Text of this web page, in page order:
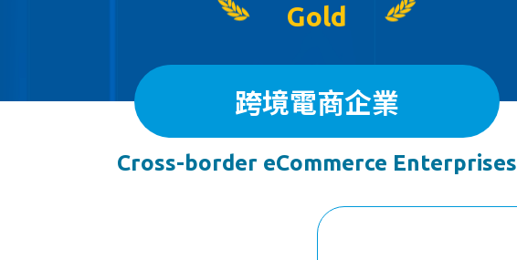
Gold
跨境電商企業
Cross-border eCommerce Enterprises